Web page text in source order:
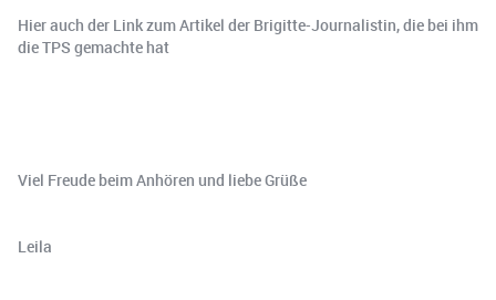
Hier auch der Link zum Artikel der Brigitte-Journalistin, die bei ihm
die TPS gemachte hat
Viel Freude beim Anhören und liebe Grüße
Leila